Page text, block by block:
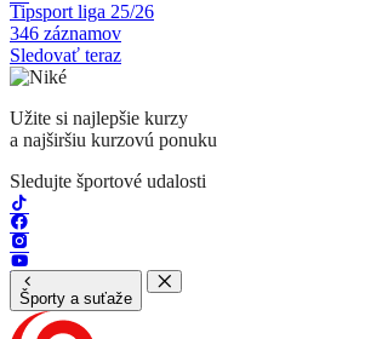
Tipsport liga 25/26
346 záznamov
Sledovať teraz
Užite si najlepšie kurzy
a najširšiu kurzovú ponuku
Sledujte športové udalosti
Športy a suťaže